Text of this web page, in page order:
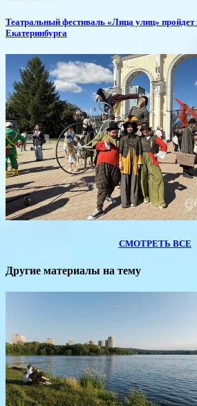
​Театральный фестиваль «Лица улиц» пройдет
Екатеринбурга
СМОТРЕТЬ ВСЕ
Другие материалы на тему